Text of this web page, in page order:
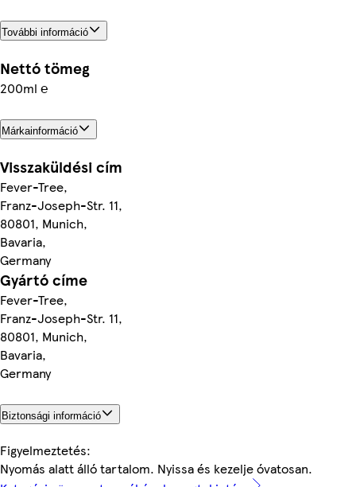
További információ
Nettó tömeg
200ml ℮
Márkainformáció
Visszaküldési cím
Fever-Tree,
Franz-Joseph-Str. 11,
80801, Munich,
Bavaria,
Germany
Gyártó címe
Fever-Tree,
Franz-Joseph-Str. 11,
80801, Munich,
Bavaria,
Germany
Biztonsági információ
Figyelmeztetés:
Nyomás alatt álló tartalom. Nyissa és kezelje óvatosan.